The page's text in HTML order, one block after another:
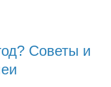
Советы и